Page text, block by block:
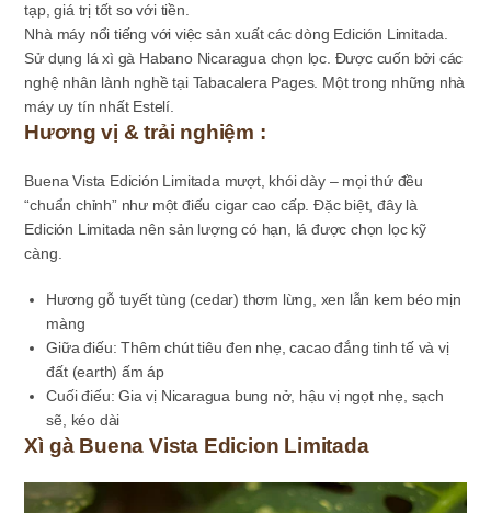
tạp, giá trị tốt so với tiền.
Nhà máy nổi tiếng với việc sản xuất các dòng Edición Limitada.
Sử dụng lá xì gà Habano Nicaragua chọn lọc. Được cuốn bởi các
nghệ nhân lành nghề tại Tabacalera Pages. Một trong những nhà
máy uy tín nhất Estelí.
Hương vị & trải nghiệm :
Buena Vista Edición Limitada mượt, khói dày – mọi thứ đều
“chuẩn chỉnh” như một điếu cigar cao cấp. Đặc biệt, đây là
Edición Limitada nên sản lượng có hạn, lá được chọn lọc kỹ
càng.
Hươnggỗ tuyết tùng (cedar) thơm lừng, xen lẫn kem béomịn
màng
Giữa điếu: Thêm chúttiêu đen nhẹ ,cacao đắng tinh tế và vị
đất (earth) ấm áp
Cuối điếu: Gia vị Nicaragua bung nở, hậu vị ngọt nhẹ, sạch
sẽ, kéo dài
Xì gà Buena Vista Edicion Limitada